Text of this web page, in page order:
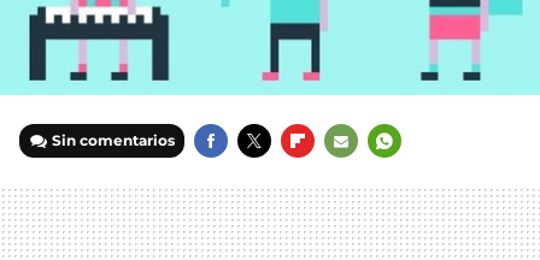
Sin comentarios
MAIL